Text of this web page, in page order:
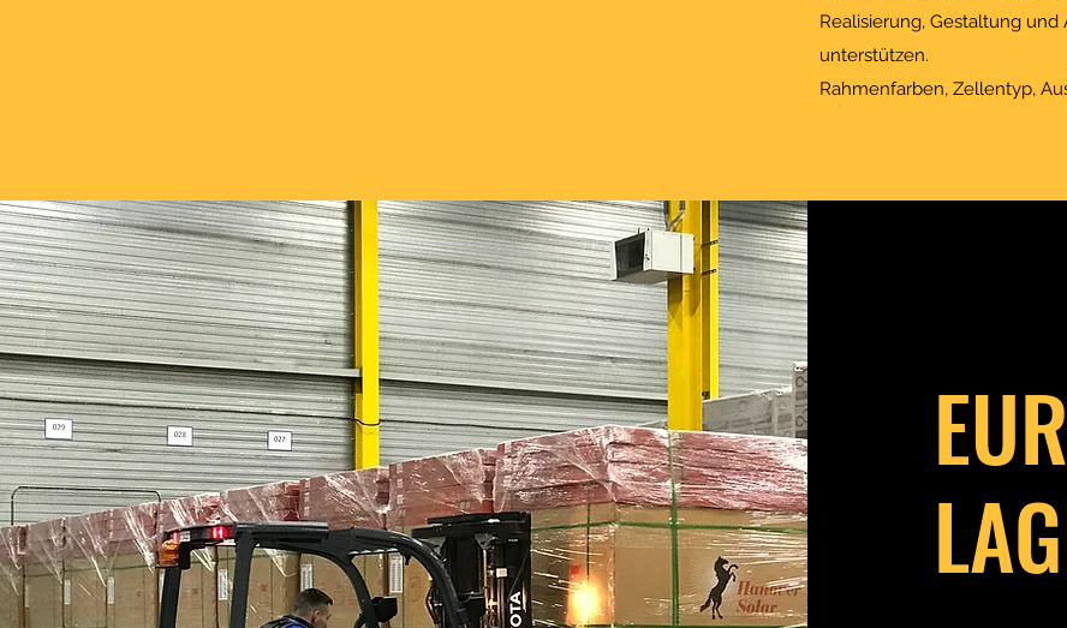
Realisierung, Gestaltung
unterstützen.
Rahmenfarben, Zellentyp,